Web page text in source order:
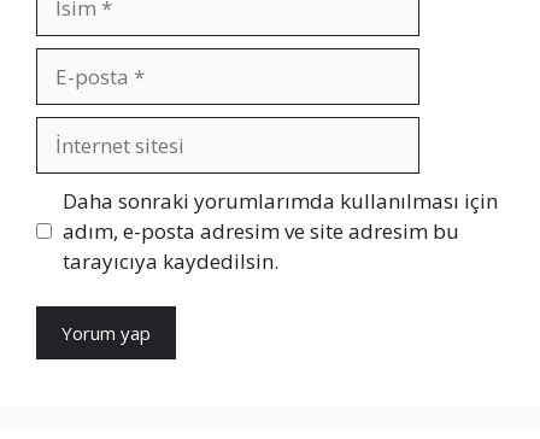
posta
İnternet
sitesi
Daha sonraki yorumlarımda kullanılması için
adım, e-posta adresim ve site adresim bu
tarayıcıya kaydedilsin.